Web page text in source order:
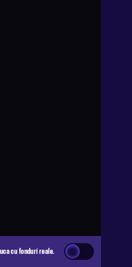
cu fonduri reale.